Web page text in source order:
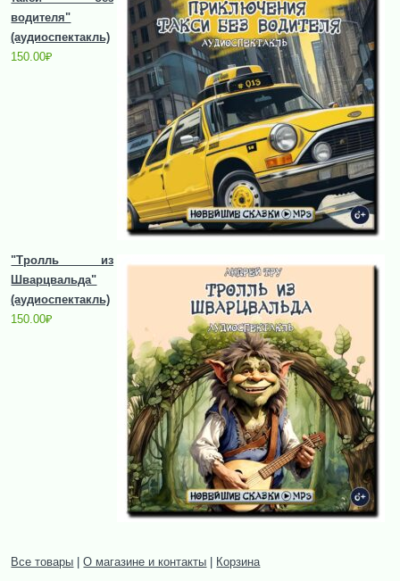
водителя"
(аудиоспектакль)
150.00₽
"Тролль из
Шварцвальда"
(аудиоспектакль)
150.00₽
Все товары |О магазине и контакты Корзина